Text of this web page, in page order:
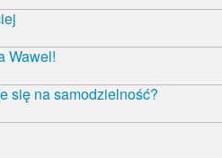
Wawel!
się na samodzielność?